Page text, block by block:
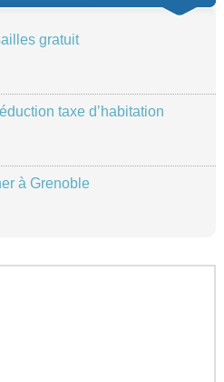
gratuit
taxe d’habitation
à Grenoble